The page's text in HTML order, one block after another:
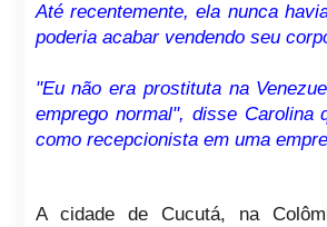
Até recentemente, ela nunca
poderia acabar vendendo seu
"Eu não era prostituta na
emprego normal", disse Carolina
como recepcionista em uma
A cidade de Cucutá, na